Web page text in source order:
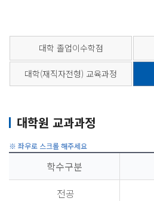
대학 졸업이수학점
대학(재직자전형) 교육과정
대학원 교과과정
학수구분
전공